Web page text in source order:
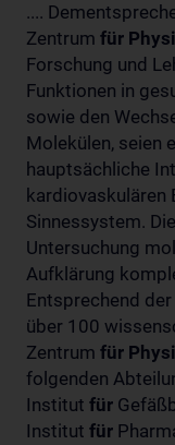
....
Zentrum für
Forschung und
Funktionen in
sowie den
Molekülen, seien
hauptsächliche
kardiovaskulären
Sinnessystem.
Untersuchung
Aufklärung
Entsprechend
über 100
Zentrum für
folgenden
Institut für
Institut für